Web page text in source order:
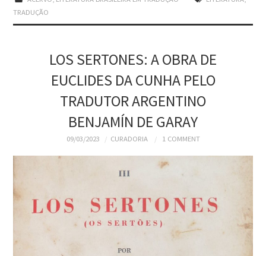
TRADUÇÃO
LOS SERTONES: A OBRA DE
EUCLIDES DA CUNHA PELO
TRADUTOR ARGENTINO
BENJAMÍN DE GARAY
09/03/2023 CURADORIA 1 COMMENT